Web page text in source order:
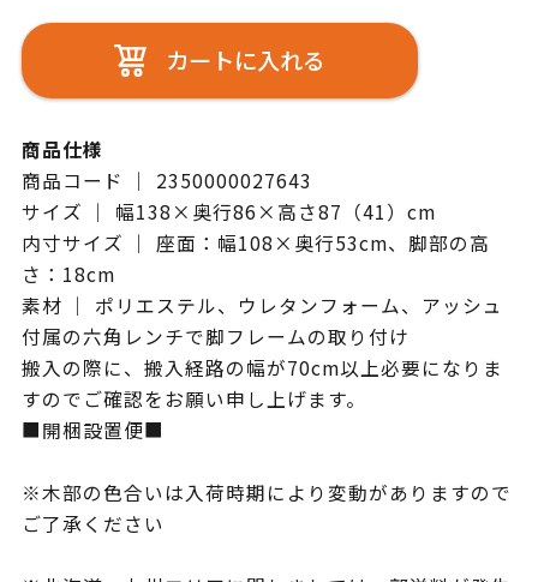
カートに入れる
商品仕様
商品コード ｜ 2350000027643
サイズ ｜ 幅138×奥行86×高さ87（41）cm
内寸サイズ ｜ 座面：幅108×奥行53cm、脚部の高
さ：18cm
素材 ｜ ポリエステル、ウレタンフォーム、アッシュ
付属の六角レンチで脚フレームの取り付け
搬入の際に、搬入経路の幅が70cm以上必要になりま
すのでご確認をお願い申し上げます。
■開梱設置便■
※木部の色合いは入荷時期により変動がありますので
ご了承ください